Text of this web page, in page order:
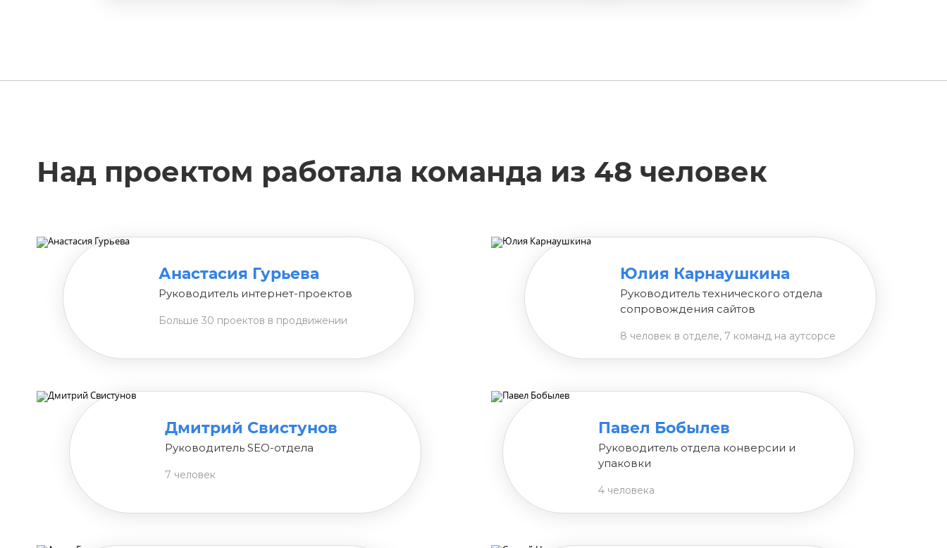
Над проектом работала команда из 48 человек
Анастасия Гурьева
Руководитель интернет-проектов
Больше 30 проектов в продвижении
Юлия Карнаушкина
Руководитель технического отдела
сопровождения сайтов
8 человек в отделе, 7 команд на аутсорсе
Дмитрий Свистунов
Руководитель SEO-отдела
7 человек
Павел Бобылев
Руководитель отдела конверсии и
упаковки
4 человека